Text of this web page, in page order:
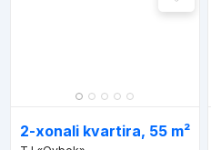
2-xonali kvartira, 55 m²